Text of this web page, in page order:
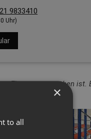
9833410
Uhr)
Einsatz vorgesehen ist.
×
to all